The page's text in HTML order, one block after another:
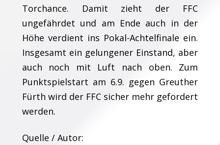
Torchance. Damit zieht der FFC
ungefährdet und am Ende auch in der
Höhe verdient ins Pokal-Achtelfinale ein.
Insgesamt ein gelungener Einstand, aber
auch noch mit Luft nach oben. Zum
Punktspielstart am 6.9. gegen Greuther
Fürth wird der FFC sicher mehr gefordert
werden.
Quelle / Autor: